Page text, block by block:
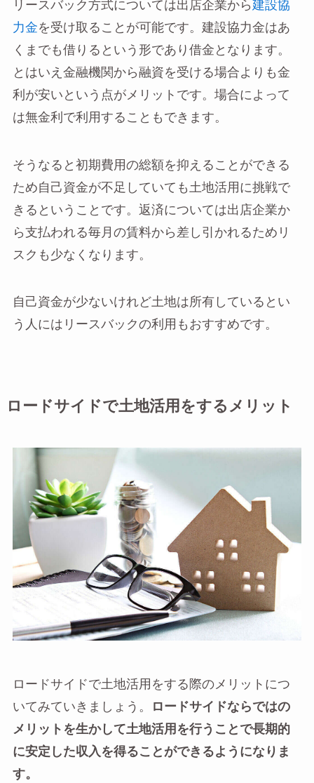
リースバック方式については出店企業から 建設協
力金を受け取ることが可能です。建設協力金はあ
くまでも借りるという形であり借金となります。
とはいえ金融機関から融資を受ける場合よりも金
利が安いという点がメリットです。場合によって
は無金利で利用することもできます。
そうなると初期費用の総額を抑えることができる
ため自己資金が不足していても土地活用に挑戦で
きるということです。返済については出店企業か
ら支払われる毎月の賃料から差し引かれるためリ
スクも少なくなります。
自己資金が少ないけれど土地は所有しているとい
う人にはリースバックの利用もおすすめです。
ロードサイドで土地活用をするメリット
ロードサイドで土地活用をする際のメリットにつ
いてみていきましょう。
ロードサイドならではの
メリットを生かして土地活用を行うことで長期的
に安定した収入を得ることができるようになりま
す。